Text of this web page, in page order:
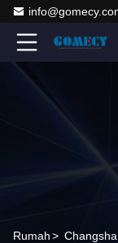
Rumah>